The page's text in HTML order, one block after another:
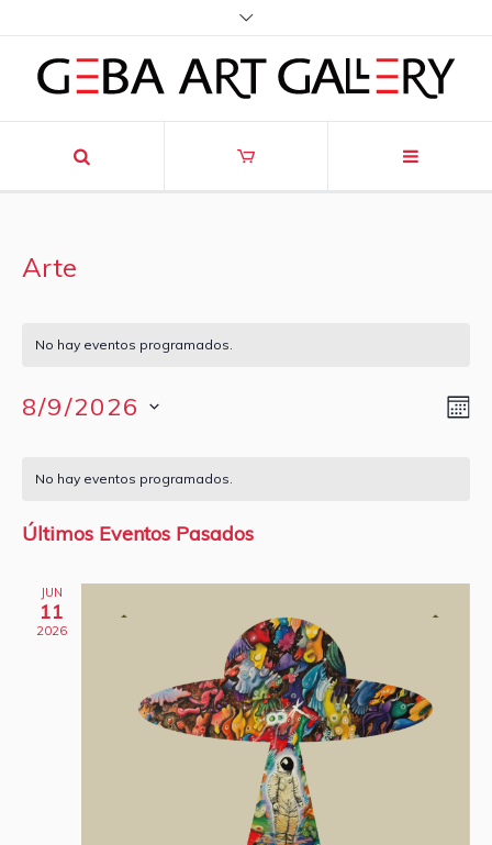
Arte
No hay eventos programados.
8/9/2026
Calendario
de
No hay eventos programados.
Últimos Eventos Pasados
JUN
11
2026